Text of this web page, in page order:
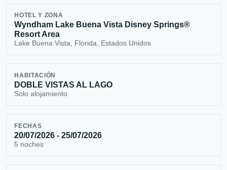
HOTEL Y ZONA
Wyndham Lake Buena Vista Disney Springs®
Resort Area
Lake Buena Vista, Florida, Estados Unidos
HABITACIÓN
DOBLE VISTAS AL LAGO
Solo alojamiento
FECHAS
20/07/2026 - 25/07/2026
5 noches